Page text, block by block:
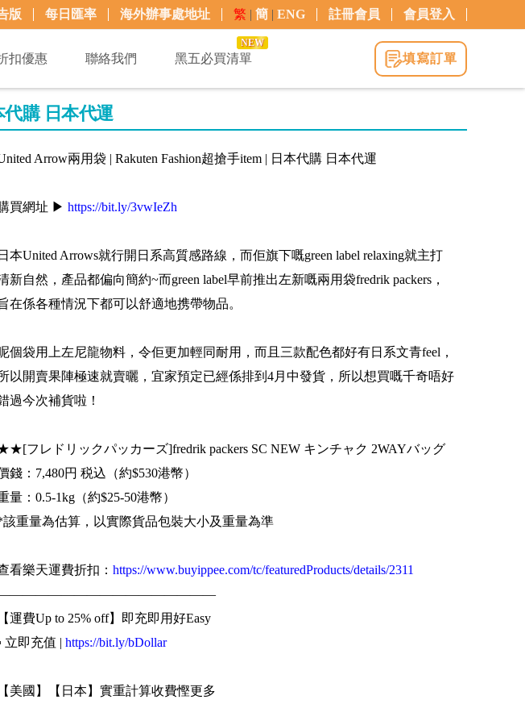
版 每日匯率 海外辦事處地址 繁 | 簡 | ENG 註冊會員 會員登入
扣優惠 聯絡我們 黑五必買清單
NEW
填寫訂單
代購 日本代運
Arrow兩用袋 | Rakuten Fashion超搶手item | 日本代購 日本代運
買網址 ▶ https://bit.ly/3vwIeZh
日本United Arrows就行開日系高質感路線，而佢旗下嘅green label relaxing就主打
新自然，產品都偏向簡約~而green label早前推出左新嘅兩用袋fredrik packers，
在係各種情況下都可以舒適地携帶物品。
個袋用上左尼龍物料，令佢更加輕同耐用，而且三款配色都好有日系文青feel，
以開賣果陣極速就賣曬，宜家預定已經係排到4月中發貨，所以想買嘅千奇唔好
過今次補貨啦！
フレドリックパッカーズ]fredrik packers SC NEW キンチャク 2WAYバッグ
錢：7,480円 税込（約$530港幣）
量：0.5-1kg（約$25-50港幣）
該重量為估算，以實際貨品包裝大小及重量為準
看樂天運費折扣： https://www.buyippee.com/tc/featuredProducts/details/2311
【運費Up to 25% off】即充即用好Easy
立即充值 | https://bit.ly/bDollar
【美國】【日本】實重計算收費慳更多